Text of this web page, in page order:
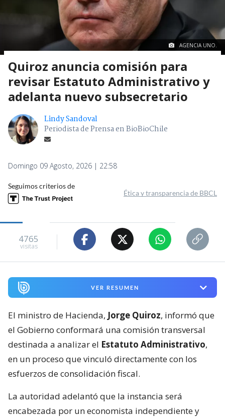
AGENCIA UNO.
Quiroz anuncia comisión para
revisar Estatuto Administrativo y
adelanta nuevo subsecretario
Lindy Sandoval
Periodista de Prensa en BioBioChile
Domingo 09 Agosto, 2026 | 22:58
Seguimos criterios de
Ética y transparencia de BBCL
4765
visitas
VER RESUMEN
El ministro de Hacienda, Jorge Quiroz, informó que
el Gobierno conformará una comisión transversal
destinada a analizar el Estatuto Administrativo,
en un proceso que vinculó directamente con los
esfuerzos de consolidación fiscal.
La autoridad adelantó que la instancia será
encabezada por un economista independiente y